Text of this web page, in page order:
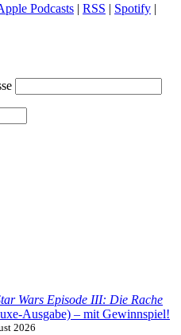
Podcasts | RSS | Spotify |
Wars Episode III: Die Rache
Ausgabe) – mit Gewinnspiel!
2026